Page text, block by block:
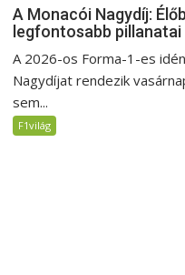
A Monacói Nagydíj:
legfontosabb pillanatai
A 2026-os Forma-1-es
Nagydíjat rendezik
sem...
F1világ